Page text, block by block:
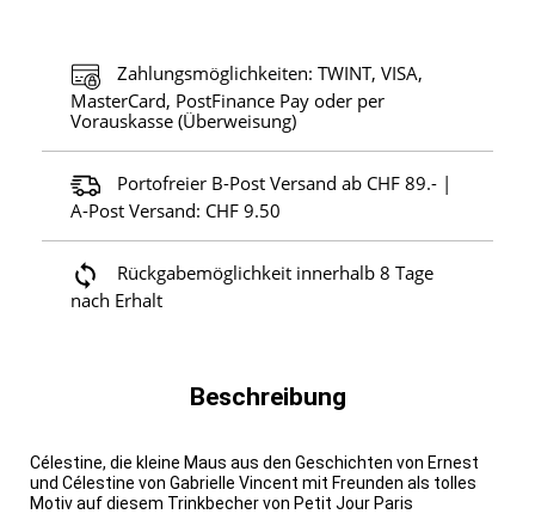
Zahlungsmöglichkeiten: TWINT, VISA,
MasterCard, PostFinance Pay oder per
Vorauskasse (Überweisung)
Portofreier B-Post Versand ab CHF 89.- |
A-Post Versand: CHF 9.50
Rückgabemöglichkeit innerhalb 8 Tage
nach Erhalt
Beschreibung
Célestine, die kleine Maus aus den Geschichten von Ernest
und Célestine von Gabrielle Vincent mit Freunden als tolles
Motiv auf diesem Trinkbecher von Petit Jour Paris